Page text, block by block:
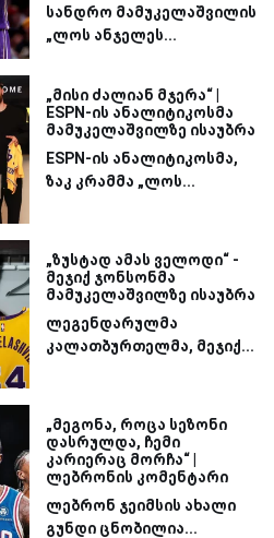
სანდრო მამუკელაშვილის
„ლოს ანჯელეს...
„მისი ძალიან მჯერა“ |
ESPN-ის ანალიტიკოსმა
მამუკელაშვილზე ისაუბრა
ESPN-ის ანალიტიკოსმა,
ზაკ კრამმა „ლოს...
„ზუსტად ამას ველოდი“ -
მეჯიქ ჯონსონმა
მამუკელაშვილზე ისაუბრა
ლეგენდარულმა
კალათბურთელმა, მეჯიქ...
„მეგონა, როცა სეზონი
დასრულდა, ჩემი
კარიერაც მორჩა“ |
ლებრონის კომენტარი
ლებრონ ჯეიმსის ახალი
გუნდი ცნობილია...